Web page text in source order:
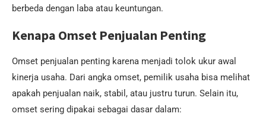
berbeda dengan laba atau keuntungan.
Kenapa Omset Penjualan Penting
Omset penjualan penting karena menjadi tolok ukur awal
kinerja usaha. Dari angka omset, pemilik usaha bisa melihat
apakah penjualan naik, stabil, atau justru turun. Selain itu,
omset sering dipakai sebagai dasar dalam: